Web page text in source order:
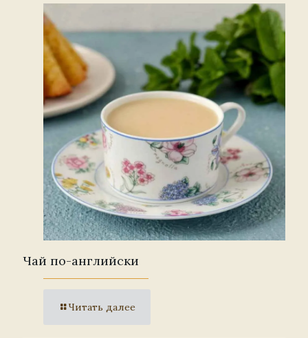
Чай по-английски
Читать далее